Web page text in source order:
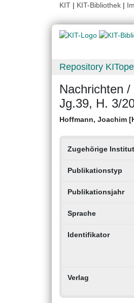
KIT | KIT-Bibliothek |
Repository
Nachrichten
Jg.39, H. 3/
Hoffmann, Joachim
Zugehörige
Publikationstyp
Publikationsjahr
Sprache
Identifikator
Verlag